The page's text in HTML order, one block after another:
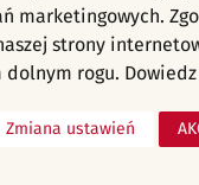
na schody
na taras
komercyjne
aranżacji
marketingowych.
strony
dolnym rogu. Dowiedz
Zmiana ustawień